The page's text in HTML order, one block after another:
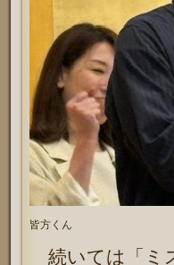
皆方くん
続いては「ミ